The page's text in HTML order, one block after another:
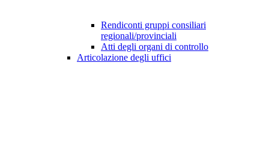
Rendiconti gruppi consiliari
regionali/provinciali
Atti degli organi di controllo
Articolazione degli uffici